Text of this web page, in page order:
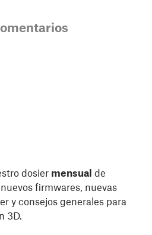
dosier mensual de
firmwares, nuevas
y consejos generales para
3D.